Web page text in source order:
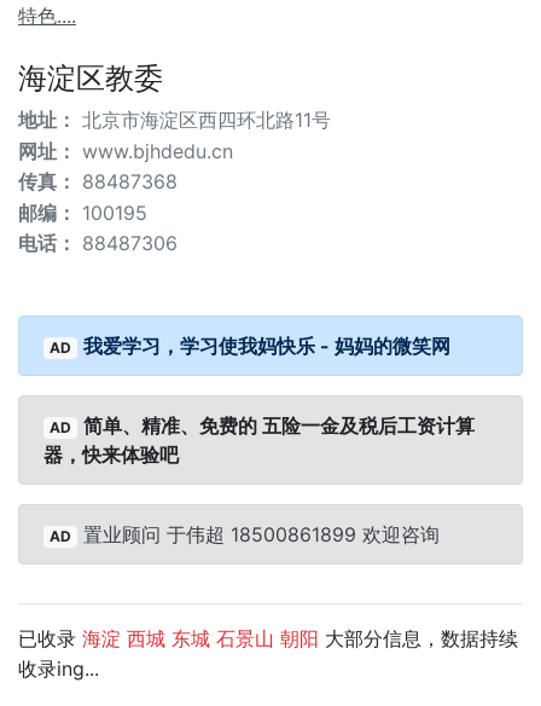
特色....
海淀区教委
地址： 北京市海淀区西四环北路11号
网址： www.bjhdedu.cn
传真： 88487368
邮编： 100195
电话： 88487306
AD 我爱学习，学习使我妈快乐 - 妈妈的微笑网
AD
简单、精准、免费的 五险一金及税后工资计算
器，快来体验吧
AD 置业顾问 于伟超 18500861899 欢迎咨询
已收录 海淀 西城 东城 石景山 朝阳 大部分信息，数据持续
收录ing...